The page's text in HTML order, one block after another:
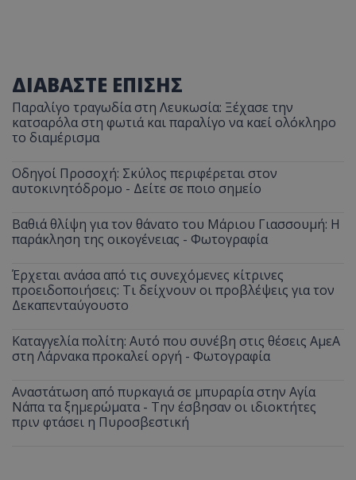
ΔΙΑΒΑΣΤΕ ΕΠΙΣΗΣ
Παραλίγο τραγωδία στη Λευκωσία: Ξέχασε την
κατσαρόλα στη φωτιά και παραλίγο να καεί ολόκληρο
το διαμέρισμα
Οδηγοί Προσοχή: Σκύλος περιφέρεται στον
αυτοκινητόδρομο - Δείτε σε ποιο σημείο
Βαθιά θλίψη για τον θάνατο του Μάριου Γιασσουμή: Η
παράκληση της οικογένειας - Φωτογραφία
Έρχεται ανάσα από τις συνεχόμενες κίτρινες
προειδοποιήσεις: Τι δείχνουν οι προβλέψεις για τον
Δεκαπενταύγουστο
Καταγγελία πολίτη: Αυτό που συνέβη στις θέσεις ΑμεΑ
στη Λάρνακα προκαλεί οργή - Φωτογραφία
Αναστάτωση από πυρκαγιά σε μπυραρία στην Αγία
Νάπα τα ξημερώματα - Την έσβησαν οι ιδιοκτήτες
πριν φτάσει η Πυροσβεστική